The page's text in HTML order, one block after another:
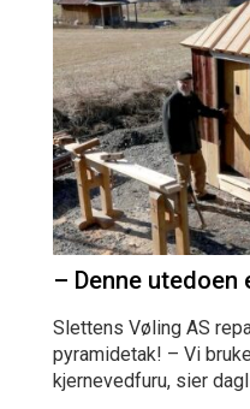
– Denne
Slettens Vøling AS
pyramidetak! – Vi
kjernevedfuru, sier